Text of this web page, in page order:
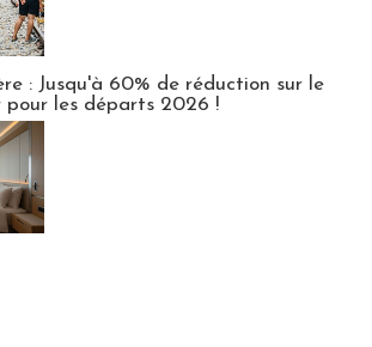
: Jusqu'à 60% de réduction sur le
pour les départs 2026 !